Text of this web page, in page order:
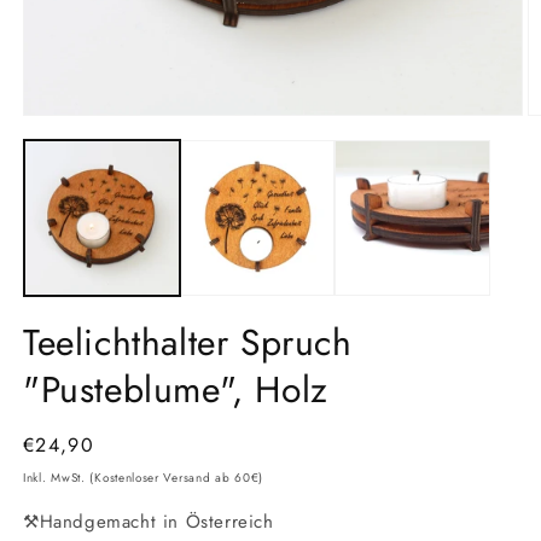
1
Modal
öffnen
Teelichthalter Spruch
"Pusteblume", Holz
Normaler
Preis
€24,90
Inkl. MwSt. (Kostenloser Versand ab 60€)
⚒️Handgemacht in Österreich